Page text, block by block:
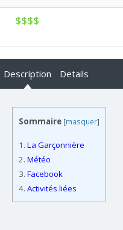
$$$$
Description Details
Sommaire [masquer]
1. La Garçonnière
2. Météo
3. Facebook
4. Activités liées